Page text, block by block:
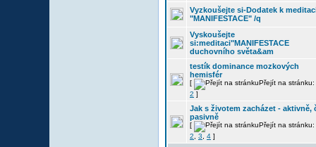
Vyzkoušejte si-Dodatek k
"MANIFESTACE" /q
Vyskoušejte
si:meditaci"MANIFESTACE
duchovního světa&am
testík dominance mozkových
hemisfér
[
Přejít na stránku:
2 ]
Jak s životem zacházet - aktivně,
pasivně
[
Přejít na stránku:
2
3 4 ]